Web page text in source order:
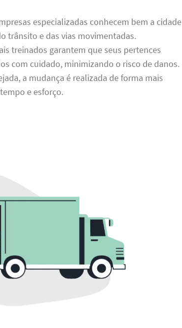
especializadas conhecem bem a cidade
trânsito e das vias movimentadas.
treinados garantem que seus pertences
com cuidado, minimizando o risco de danos.
a mudança é realizada de forma mais
e esforço.